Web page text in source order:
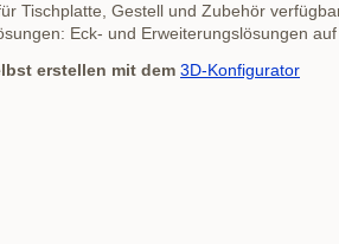
Tischplatte, Gestell und Zubehör
Eck- und Erweiterungslösungen
erstellen mit dem 3D-Konfigurator